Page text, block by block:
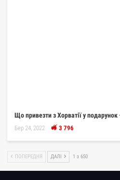
Що привезти з Хорватії у
Бер 24, 2022 3 796
ПОПЕРЕДНЯ ДАЛІ 1 з 650